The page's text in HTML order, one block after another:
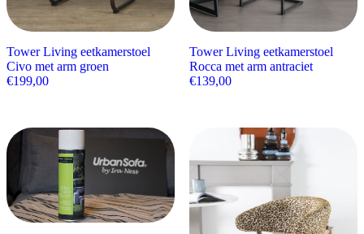
Tower Living eetkamerstoel
Civo met arm groen
€199,00
Tower Living eetkamerstoel
Rocca met arm antraciet
€139,00